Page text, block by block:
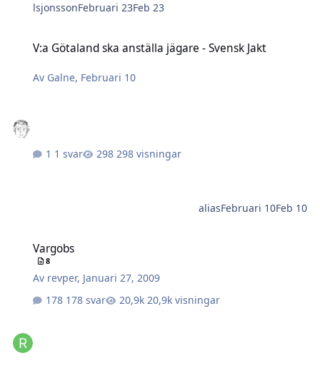
lsjonssonFebruari 23Feb 23
V:a Götaland ska anställa jägare - Svensk Jakt
Av Galne, Februari 10
1 svar 298 visningar
aliasFebruari 10Feb 10
Vargobs
8
Av revper, Januari 27, 2009
178 svar
20,9k visningar